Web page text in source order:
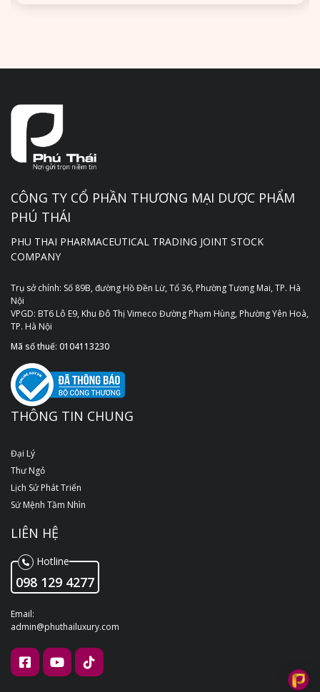
CÔNG TY CỔ PHẦN THƯƠNG MẠI DƯỢC PHẨM
PHÚ THÁI
PHU THAI PHARMACEUTICAL TRADING JOINT STOCK
COMPANY
Trụ sở chính: Số 89B, đường Hồ Đền Lừ, Tổ 36, Phường Tương Mai, TP. Hà
Nội
VPGD: BT6 Lô E9, Khu Đô Thị Vimeco Đường Phạm Hùng, Phường Yên Hoà,
TP. Hà Nội
Mã số thuế: 0104113230
THÔNG TIN CHUNG
Đại Lý
Thư Ngỏ
Lịch Sử Phát Triển
Sứ Mệnh Tầm Nhìn
LIÊN HỆ
Hotline
098 129 4277
Email:
admin@phuthailuxury.com